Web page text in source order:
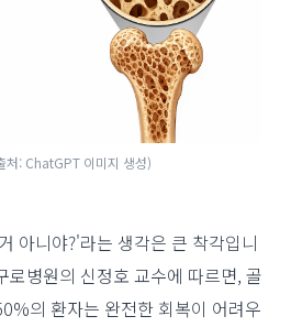
처: ChatGPT 이미지 생성)
아니야?'라는 생각은 큰 착각입니
로병원의 신정호 교수에 따르면, 골
의 환자는 완전한 회복이 어려우